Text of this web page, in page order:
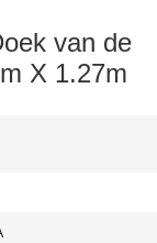
van de
X 1.27m